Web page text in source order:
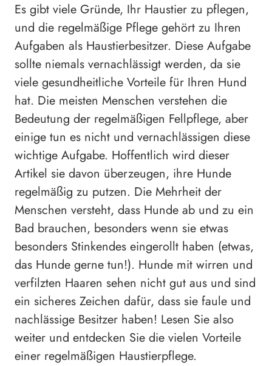
Es gibt viele Gründe, Ihr Haustier zu pflegen,
und die regelmäßige Pflege gehört zu Ihren
Aufgaben als Haustierbesitzer. Diese Aufgabe
sollte niemals vernachlässigt werden, da sie
viele gesundheitliche Vorteile für Ihren Hund
hat. Die meisten Menschen verstehen die
Bedeutung der regelmäßigen Fellpflege, aber
einige tun es nicht und vernachlässigen diese
wichtige Aufgabe. Hoffentlich wird dieser
Artikel sie davon überzeugen, ihre Hunde
regelmäßig zu putzen. Die Mehrheit der
Menschen versteht, dass Hunde ab und zu ein
Bad brauchen, besonders wenn sie etwas
besonders Stinkendes eingerollt haben (etwas,
das Hunde gerne tun!). Hunde mit wirren und
verfilzten Haaren sehen nicht gut aus und sind
ein sicheres Zeichen dafür, dass sie faule und
nachlässige Besitzer haben! Lesen Sie also
weiter und entdecken Sie die vielen Vorteile
einer regelmäßigen Haustierpflege.